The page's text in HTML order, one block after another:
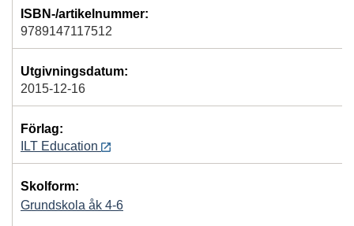
ISBN-/artikelnummer:
9789147117512
Utgivningsdatum:
2015-12-16
Förlag:
ILT Education
Skolform:
Grundskola åk 4-6